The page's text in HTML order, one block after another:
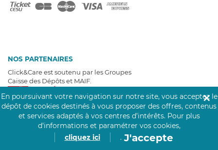
NOS PARTENAIRES
Click&Care est soutenu par les Groupes
Caisse des Dépôts et MAIF.
EXPERTS À VOTRE ÉCOUTE
En poursuivant votre navigation sur notre site, vous acceptez le
dépôt de cookies destinés à vous proposer des offres, contenus
et services adaptés à vos centres d’intérêts. Pour plus
d’informations et paramétrer vos cookies,
cliquez ici
. J'accepte
✕